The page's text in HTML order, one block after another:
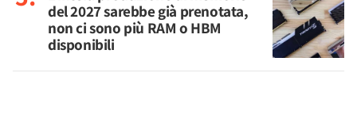
del 2027 sarebbe già prenotata,
non ci sono più RAM o HBM
disponibili